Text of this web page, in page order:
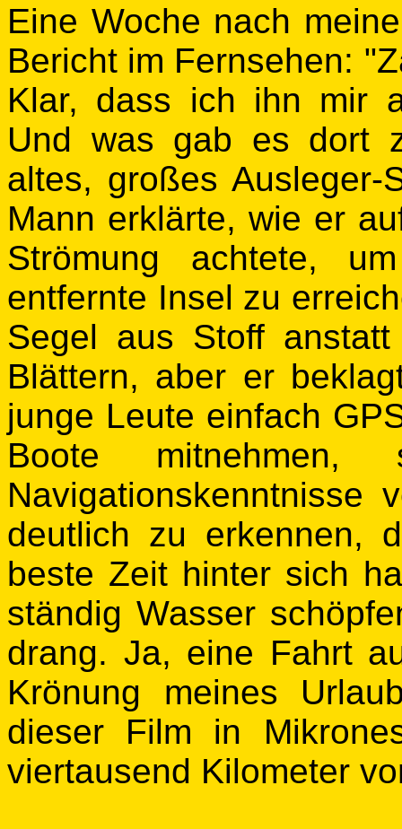
Eine Woche nach
Bericht im Fernsehen:
Klar, dass ich ihn mir
Und was gab es dort
altes, großes Ausleger-
Mann erklärte, wie er
Strömung achtete,
entfernte Insel zu
Segel aus Stoff
Blättern, aber er
junge Leute einfach
Boote
Navigationskenntnisse
deutlich zu erkennen,
beste Zeit hinter sich
ständig Wasser
drang. Ja, eine Fahrt
Krönung meines
dieser Film in
viertausend Kilometer